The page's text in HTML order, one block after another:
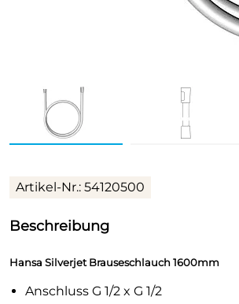
Artikel-Nr.: 54120500
Beschreibung
Hansa Silverjet Brauseschlauch 1600mm
Anschluss G 1/2 x G 1/2